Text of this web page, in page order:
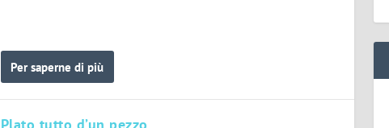
Per saperne di più
Plato tutto d’un pezzo